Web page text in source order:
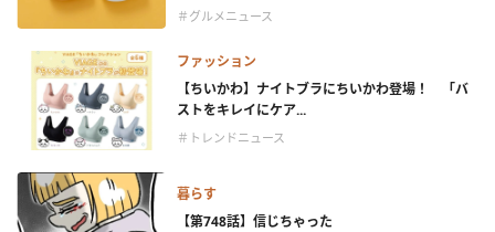
＃グルメニュース
ファッション
【ちいかわ】ナイトブラにちいかわ登場！ 「バ
ストをキレイにケア...
＃トレンドニュース
暮らす
【第748話】信じちゃった